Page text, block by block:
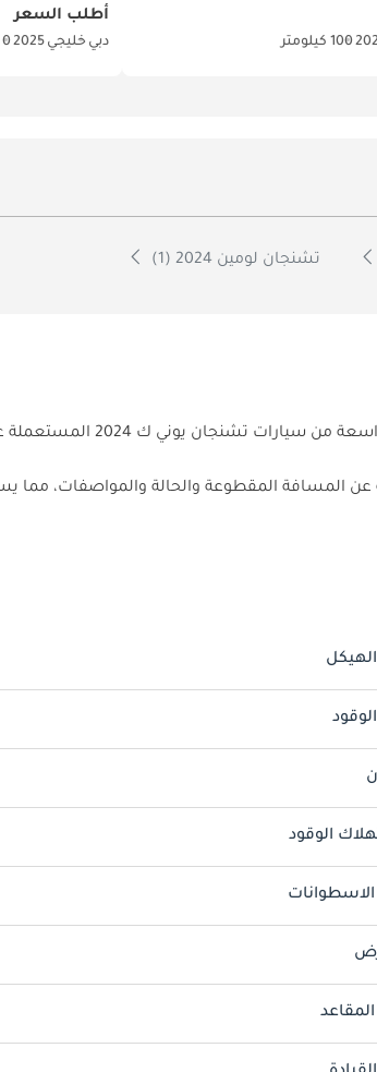
100 كيلومتر
أطلب السعر
دبي خليجي 20250 كيلومتر
تشنجان لومين 2024 (1)
هل تبحث عن سيارة مستعملة مثالية من تشنجان
عن المسافة المقطوعة والحالة والمواصفات، مما
الوقود